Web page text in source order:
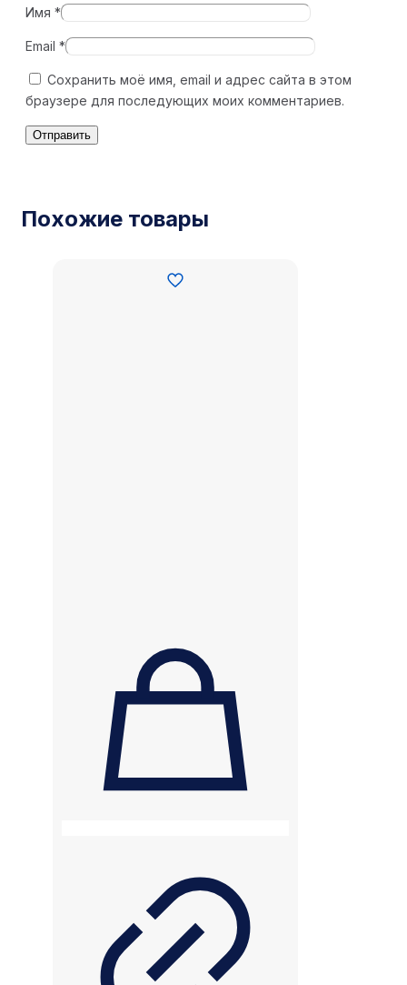
Имя *
Email *
Сохранить моё имя, email и адрес сайта в этом
браузере для последующих моих комментариев.
Похожие товары